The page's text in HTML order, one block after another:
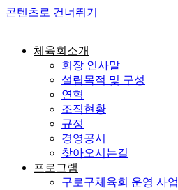
콘텐츠로 건너뛰기
체육회소개
회장 인사말
설립목적 및 구성
연혁
조직현황
규정
경영공시
찾아오시는길
프로그램
구로구체육회 운영 사업